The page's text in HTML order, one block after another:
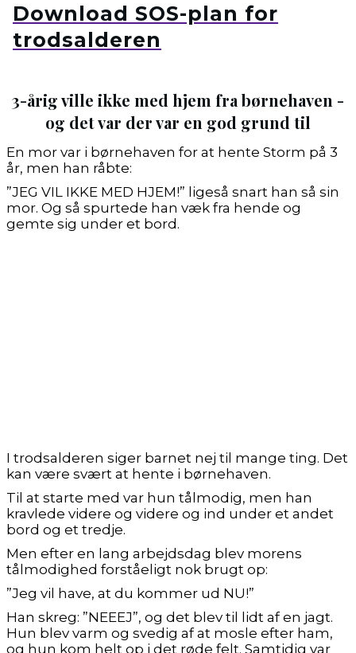
Download SOS-plan for
trodsalderen
3-årig ville ikke med hjem fra børnehaven -
og det var der var en god grund til
En mor var i børnehaven for at hente Storm på 3
år, men han råbte:
”JEG VIL IKKE MED HJEM!” ligeså snart han så sin
mor. Og så spurtede han væk fra hende og
gemte sig under et bord.
I trodsalderen siger barnet nej til mange ting. Det
kan være svært at hente i børnehaven.
Til at starte med var hun tålmodig, men han
kravlede videre og videre og ind under et andet
bord og et tredje.
Men efter en lang arbejdsdag blev morens
tålmodighed forståeligt nok brugt op:
”Jeg vil have, at du kommer ud NU!”
Han skreg: ”NEEEJ”, og det blev til lidt af en jagt.
Hun blev varm og svedig af at mosle efter ham,
og hun kom helt op i det røde felt. Samtidig var